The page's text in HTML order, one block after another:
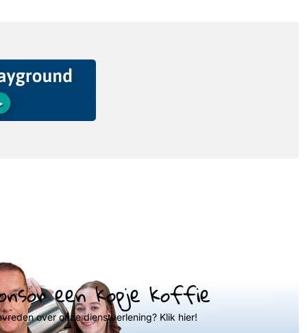
een kopje koffie
over onze dienstverlening? Klik hier!